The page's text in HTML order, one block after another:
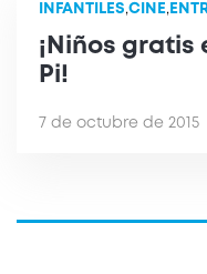
INFANTILES,CINE,
¡Niños gratis
Pi!
7 de octubre de 2015